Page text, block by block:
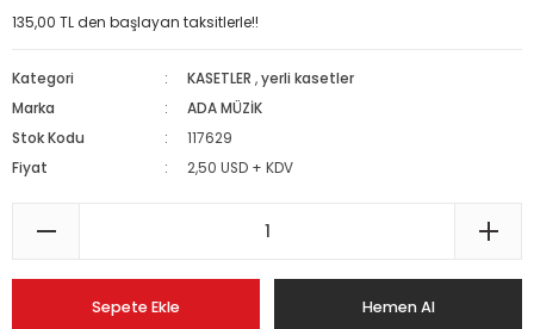
135,00 TL den başlayan taksitlerle!!
Kategori KASETLER ,yerli kasetler
Marka
ADA MÜZİK
Stok Kodu
117629
Fiyat
2,50 USD + KDV
Sepete Ekle Hemen Al